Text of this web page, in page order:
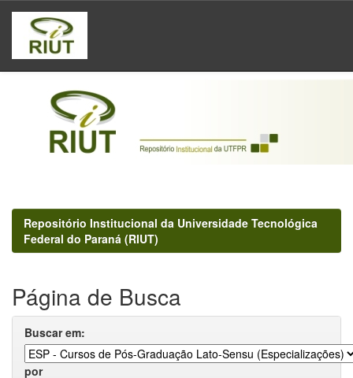
Skip
navigation
Repositório Institucional da Universidade Tecnológica
Federal do Paraná (RIUT)
Página de Busca
Buscar em:
por